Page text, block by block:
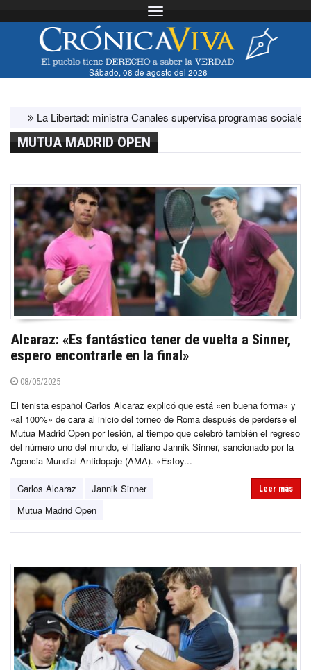
Toggle navigation
Sábado, 08 de agosto del 2026
La Libertad: ministra Canales supervisa programas sociales y
MUTUA MADRID OPEN
Alcaraz: «Es fantástico tener de vuelta a Sinner,
espero encontrarle en la final»
08/05/2025
El tenista español Carlos Alcaraz explicó que está «en buena forma» y
«al 100%» de cara al inicio del torneo de Roma después de perderse el
Mutua Madrid Open por lesión, al tiempo que celebró también el regreso
del número uno del mundo, el italiano Jannik Sinner, sancionado por la
Agencia Mundial Antidopaje (AMA). «Estoy...
Carlos Alcaraz
Jannik Sinner
Mutua Madrid Open
Leer más